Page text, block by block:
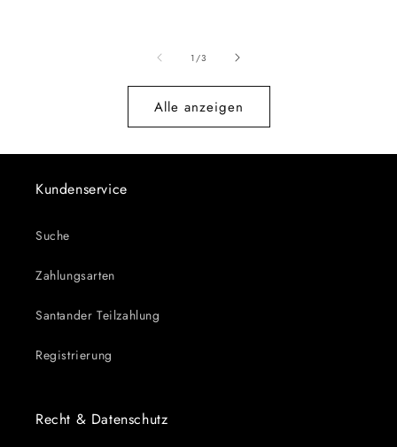
1 /von
3
Alle anzeigen
Kundenservice
Suche
Zahlungsarten
Santander Teilzahlung
Registrierung
Recht & Datenschutz